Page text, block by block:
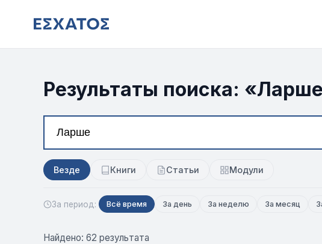
Результаты поиска:
Везде Книги Статьи Модули
За период: Всё время За день За неделю За месяц
Найдено: 62 результата